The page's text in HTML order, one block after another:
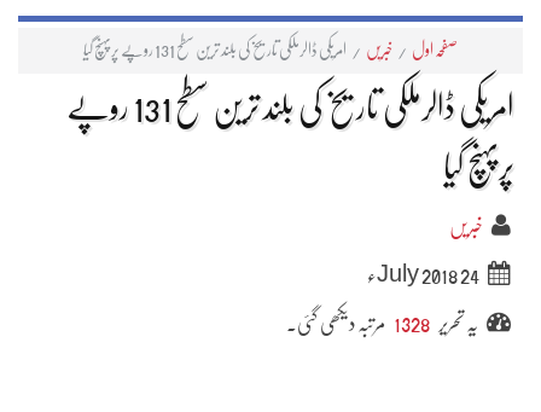
صفحہ اول / خبریں / امریکی ڈالرملکی تاریخ کی بلند ترین سطح 131 روپے پرپہنچ گیا
امریکی ڈالرملکی تاریخ کی بلند ترین سطح 131 روپے
پرپہنچ گیا
خبریں
24 July 2018ء
یہ تحریر 1328 مرتبہ دیکھی گئی۔